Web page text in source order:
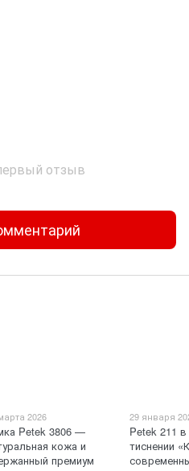
отзыв
2026
Petek 3806 —
кожа и
премиум
29 января
Petek 211
тиснении